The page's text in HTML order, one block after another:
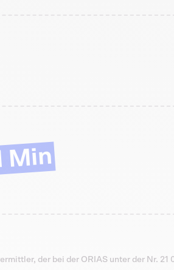
Min
der bei der ORIAS unter der Nr.